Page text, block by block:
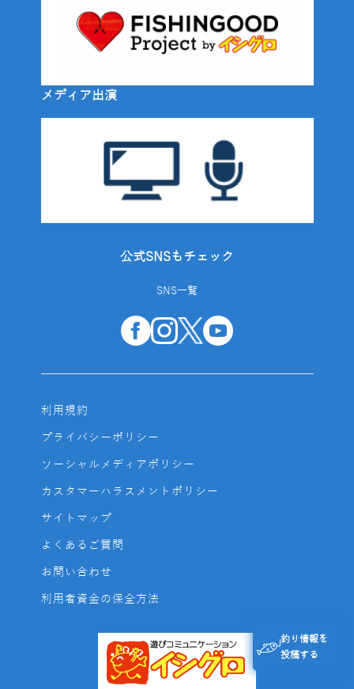
釣り情報を
投稿する
メディア出演
公式SNSもチェック
SNS一覧
利用規約
プライバシーポリシー
ソーシャルメディアポリシー
カスタマーハラスメントポリシー
サイトマップ
よくあるご質問
お問い合わせ
利用者資金の保全方法